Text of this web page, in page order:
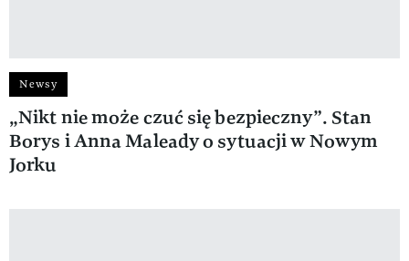
Newsy
„Nikt nie może czuć się bezpieczny”. Stan
Borys i Anna Maleady o sytuacji w Nowym
Jorku